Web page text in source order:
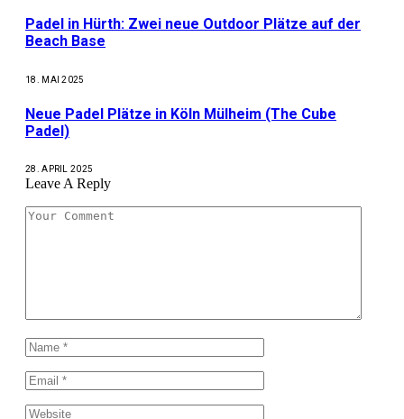
Padel in Hürth: Zwei neue Outdoor Plätze auf der
Beach Base
18. MAI 2025
Neue Padel Plätze in Köln Mülheim (The Cube
Padel)
28. APRIL 2025
Leave A Reply